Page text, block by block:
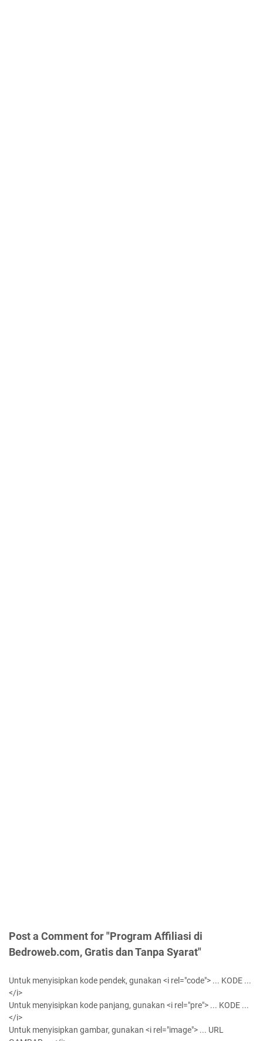
Post a Comment for "Program Affiliasi di
Bedroweb.com, Gratis dan Tanpa Syarat"
Untuk menyisipkan kode pendek, gunakan <i rel="code"> ... KODE ...
</i>
Untuk menyisipkan kode panjang, gunakan <i rel="pre"> ... KODE ...
</i>
Untuk menyisipkan gambar, gunakan <i rel="image"> ... URL